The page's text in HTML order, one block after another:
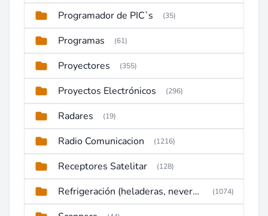
Programador de PIC`s (35)
Programas (61)
Proyectores (355)
Proyectos Electrónicos (296)
Radares (19)
Radio Comunicacion (1216)
Receptores Satelitar (128)
Refrigeración (heladeras, neveras, congeladores) (1074)